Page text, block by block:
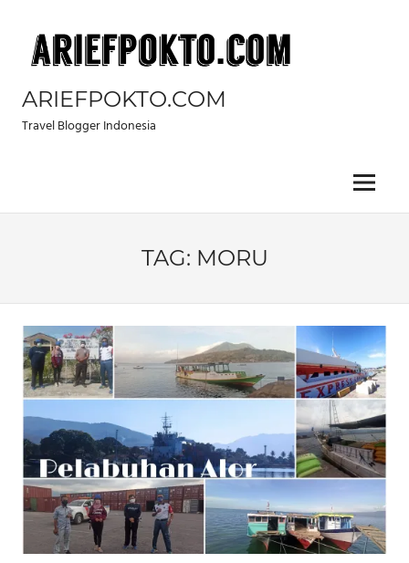
content
ARIEFPOKTO.COM
Travel Blogger Indonesia
Menu
TAG: MORU